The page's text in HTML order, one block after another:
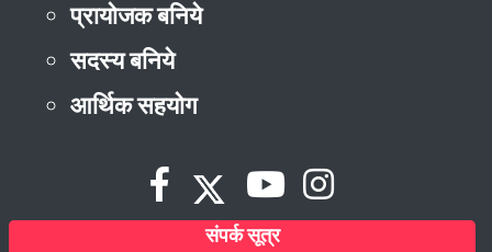
प्रायोजक बनिये
सदस्य बनिये
आर्थिक सहयोग
संपर्क सूत्र